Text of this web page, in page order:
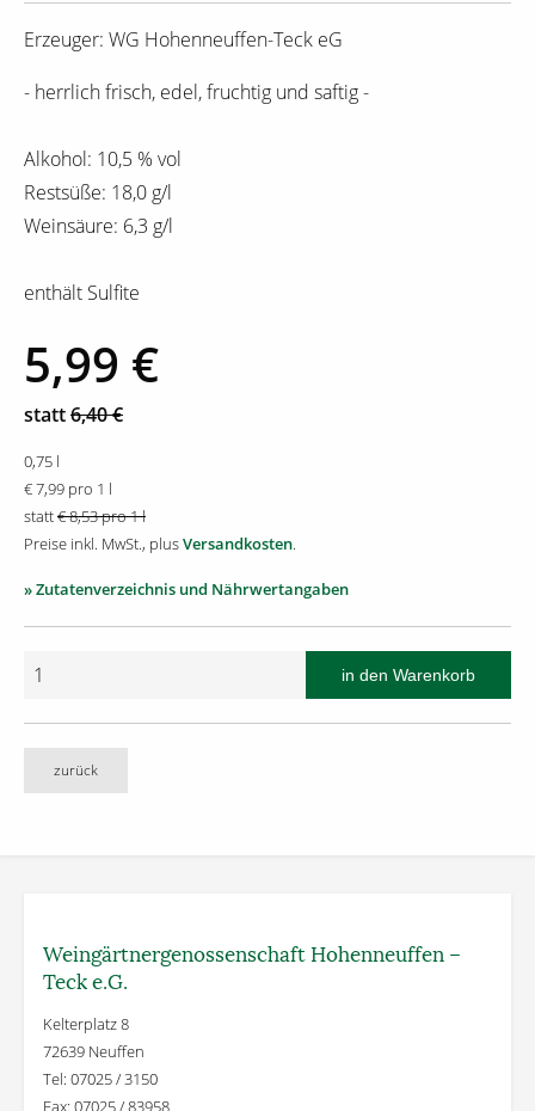
Erzeuger: WG Hohenneuffen-Teck eG
- herrlich frisch, edel, fruchtig und saftig -
Alkohol: 10,5 % vol
Restsüße: 18,0 g/l
Weinsäure: 6,3 g/l
enthält Sulfite
5,99 €
statt6,40 €
0,75 l
€ 7,99 pro 1 l
statt€ 8,53 pro 1 l
Preise inkl. MwSt., plusVersandkosten.
» Zutatenverzeichnis und Nährwertangaben
zurück
Weingärtner­genossenschaft Hohenneuffen –
Teck e.G.
Kelterplatz 8
72639 Neuffen
Tel: 07025 / 3150
Fax: 07025 / 83958